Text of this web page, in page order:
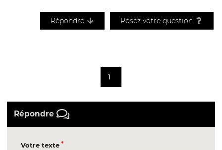
Répondre Posez votre question
1
Répondre
Votre texte